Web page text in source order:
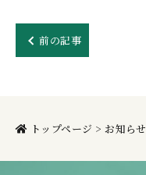
前の記事
トップページ >お知らせ